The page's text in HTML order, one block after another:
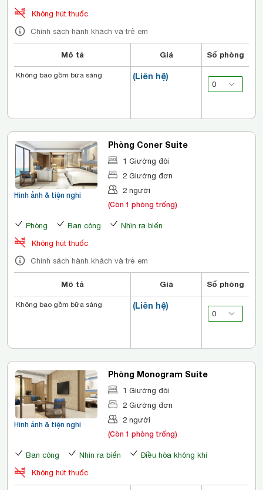
Không hút thuốc
Chính sách hành khách và trẻ em
Mô tả Giá Số phòng
(Liên hệ)
Không bao gồm bữa sáng
Hình ảnh & tiện nghi
Phòng Coner Suite
1 Giường đôi
2 Giường đơn
2 người
(Còn 1 phòng trống)
Phòng Ban công
Nhìn ra biển
Không hút thuốc
Chính sách hành khách và trẻ em
Mô tả Giá Số phòng
(Liên hệ)
Không bao gồm bữa sáng
Hình ảnh & tiện nghi
Phòng Monogram Suite
1 Giường đôi
2 Giường đơn
2 người
(Còn 1 phòng trống)
Ban công Nhìn ra biển
Điều hòa không khí
Không hút thuốc